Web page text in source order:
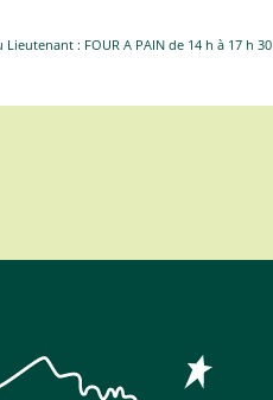
: FOUR A PAIN de 14 h à 17 h 30